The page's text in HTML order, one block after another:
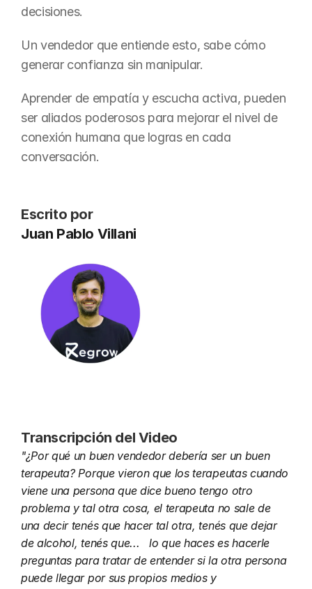
decisiones.
Un vendedor que entiende esto, sabe cómo
generar confianza sin manipular.
Aprender de empatía y escucha activa, pueden
ser aliados poderosos para mejorar el nivel de
conexión humana que logras en cada
conversación.
Escrito por
Juan Pablo Villani
Transcripción del Video
"¿Por qué un buen vendedor debería ser un buen
terapeuta? Porque vieron que los terapeutas cuando
viene una persona que dice bueno tengo otro
problema y tal otra cosa, el terapeuta no sale de
una decir tenés que hacer tal otra, tenés que dejar
de alcohol, tenés que...   lo que haces es hacerle
preguntas para tratar de entender si la otra persona
puede llegar por sus propios medios y